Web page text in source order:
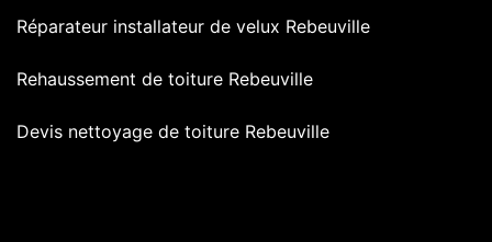
Réparateur installateur de velux Rebeuville
Rehaussement de toiture Rebeuville
Devis nettoyage de toiture Rebeuville